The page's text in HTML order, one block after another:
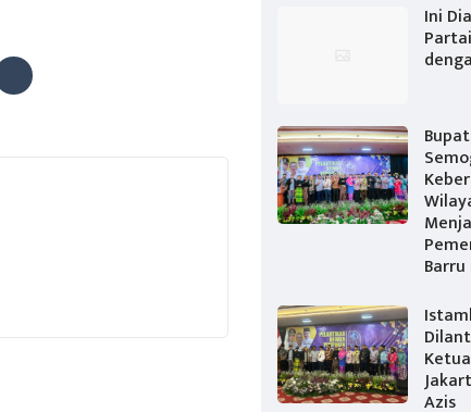
Ini
Azis